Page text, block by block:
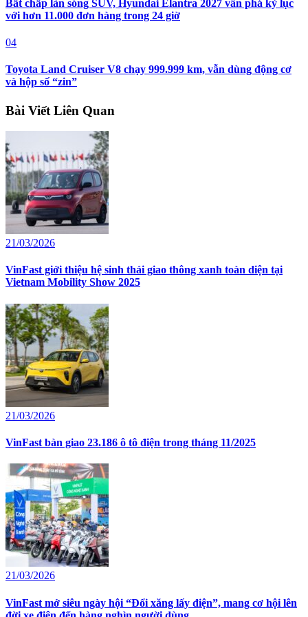
Bất chấp làn sóng SUV, Hyundai Elantra 2027 vẫn phá kỷ lục
với hơn 11.000 đơn hàng trong 24 giờ
04
Toyota Land Cruiser V8 chạy 999.999 km, vẫn dùng động cơ
và hộp số “zin”
Bài Viết Liên Quan
21/03/2026
VinFast giới thiệu hệ sinh thái giao thông xanh toàn diện tại
Vietnam Mobility Show 2025
21/03/2026
VinFast bàn giao 23.186 ô tô điện trong tháng 11/2025
21/03/2026
VinFast mở siêu ngày hội “Đổi xăng lấy điện”, mang cơ hội lên